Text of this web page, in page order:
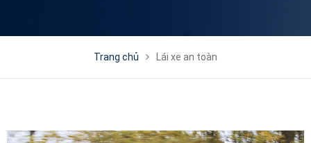
Trang chủ Lái xe an toàn